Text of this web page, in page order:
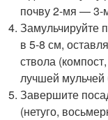
почву 2-мя — 3-
Замульчируйте
в 5-8 см,
ствола
лучшей мульчей
Завершите
(нетуго,